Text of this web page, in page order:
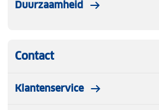
Duurzaamheid
Contact
Klantenservice